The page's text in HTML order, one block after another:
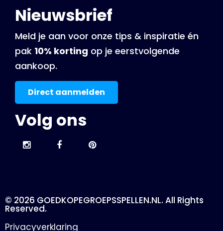
Nieuwsbrief
Meld je aan voor onze tips & inspiratie én
pak 10% korting op je eerstvolgende
aankoop.
Direct aanmelden
Volg ons
© 2026 GOEDKOPEGROEPSSPELLEN.NL. All Rights
Reserved.
Privacyverklaring